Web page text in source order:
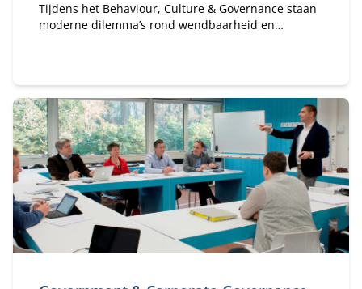
Tijdens het Behaviour, Culture & Governance staan
moderne dilemma’s rond wendbaarheid en